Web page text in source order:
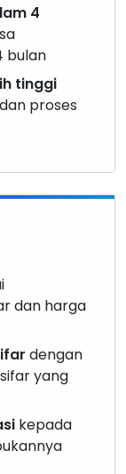
4
bulan
tinggi
proses
dan harga
dengan
yang
kepada